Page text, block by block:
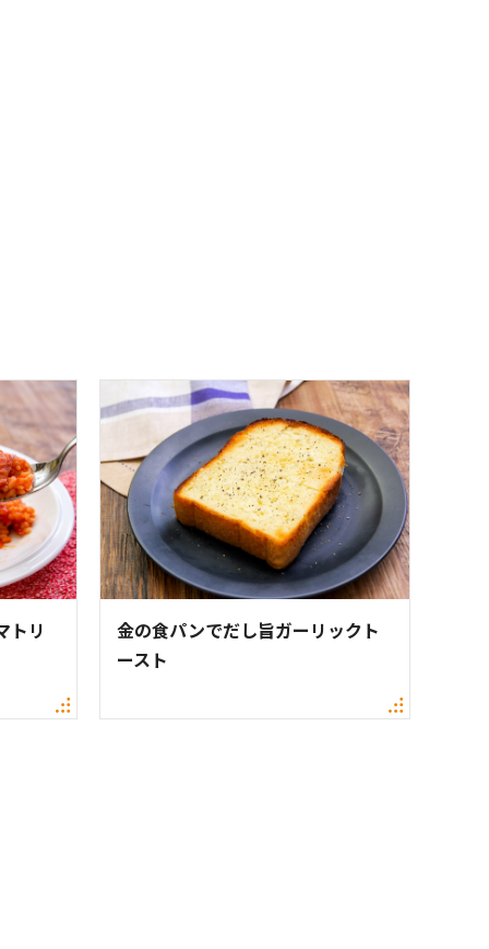
トリ
金の食パンでだし旨ガーリックト
ースト